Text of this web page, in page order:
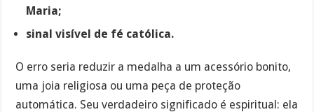
Maria;
sinal visível de fé católica.
O erro seria reduzir a medalha a um acessório bonito,
uma joia religiosa ou uma peça de proteção
automática. Seu verdadeiro significado é espiritual: ela